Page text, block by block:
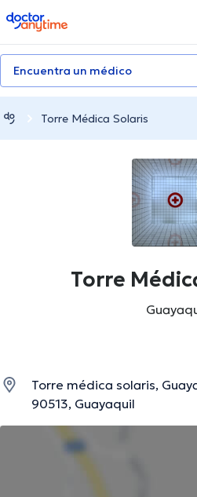
doctoranytime
Encuentra un médico
Torre Médica Solaris
Torre
Torre médica solaris,
90513, Guayaquil